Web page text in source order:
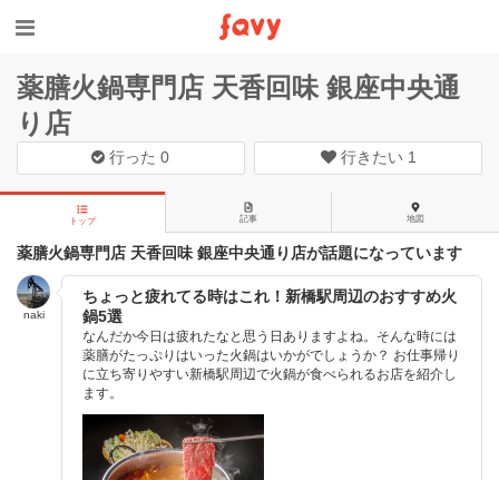
薬膳火鍋専門店 天香回味 銀座中央通
り店
行った0 行きたい 1
トップ 記事 地図
薬膳火鍋専門店 天香回味 銀座中央通り店が話題になっています
naki
ちょっと疲れてる時はこれ！新橋駅周辺のおすすめ火
鍋5選
なんだか今日は疲れたなと思う日ありますよね。そんな時には
薬膳がたっぷりはいった火鍋はいかがでしょうか？ お仕事帰り
に立ち寄りやすい新橋駅周辺で火鍋が食べられるお店を紹介し
ます。